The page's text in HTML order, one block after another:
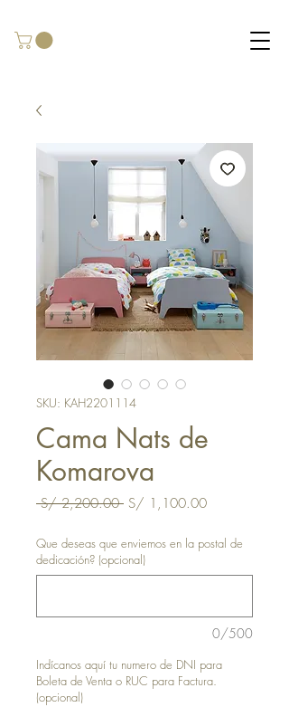
SKU: KAH2201114
Cama Nats de
Komarova
S/ 2,200.00 Precio
S/ 1,100.00Precio
oferta
Que deseas que enviemos en la postal de
dedicación? (opcional)
0/500
Indícanos aquí tu numero de DNI para
Boleta de Venta o RUC para Factura.
(opcional)